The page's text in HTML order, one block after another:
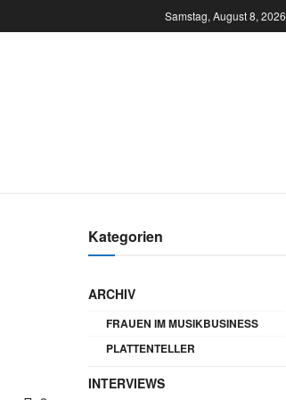
Samstag, August 8, 2026
Kategorien
ARCHIV
FRAUEN IM MUSIKBUSINESS
PLATTENTELLER
INTERVIEWS